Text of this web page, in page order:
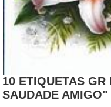
10 ETIQUETAS
SAUDADE AMIGO"